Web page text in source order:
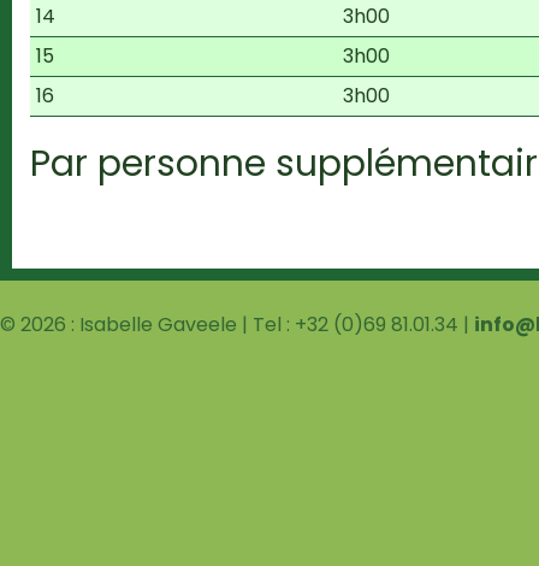
14
3h00
15
3h00
16
3h00
Par personne
© 2026 : Isabelle Gaveele | Tel : +32 (0)69 81.01.34 |